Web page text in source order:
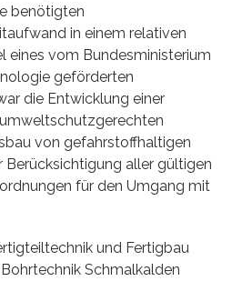
benötigten
in einem relativen
eines vom Bundesministerium
geförderten
die Entwicklung einer
von gefahrstoffhaltigen
aller gültigen
für den Umgang mit
und Fertigbau
Schmalkalden